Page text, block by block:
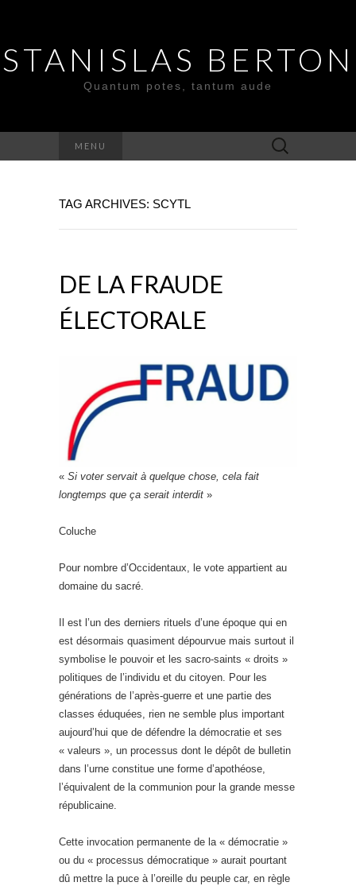
STANISLAS BERTON
Quantum potes, tantum aude
MENU
Search
for:
TAG ARCHIVES: SCYTL
DE LA FRAUDE
ÉLECTORALE
« Si voter servait à quelque chose, cela fait
longtemps que ça serait interdit »
Coluche
Pour nombre d’Occidentaux, le vote appartient au
domaine du sacré.
Il est l’un des derniers rituels d’une époque qui en
est désormais quasiment dépourvue mais surtout il
symbolise le pouvoir et les sacro-saints « droits »
politiques de l’individu et du citoyen. Pour les
générations de l’après-guerre et une partie des
classes éduquées, rien ne semble plus important
aujourd’hui que de défendre la démocratie et ses
« valeurs », un processus dont le dépôt de bulletin
dans l’urne constitue une forme d’apothéose,
l’équivalent de la communion pour la grande messe
républicaine.
Cette invocation permanente de la « démocratie »
ou du « processus démocratique » aurait pourtant
dû mettre la puce à l’oreille du peuple car, en règle